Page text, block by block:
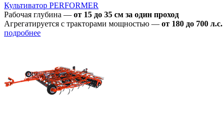
Культиватор PERFORMER
Рабочая глубина — от 15 до 35 см за один проход
Агрегатируется с тракторами мощностью — от 180 до 700 л.с.
подробнее